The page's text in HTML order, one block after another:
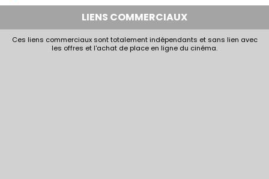
LIENS COMMERCIAUX
Ces liens commerciaux sont totalement indépendants et sans lien avec
les offres et l'achat de place en ligne du cinéma.